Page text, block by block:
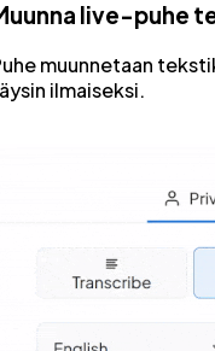
live-puhe
muunnetaan
ilmaiseksi.